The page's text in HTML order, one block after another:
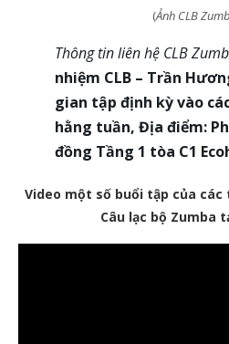
(Ảnh CLB
Thông tin liên hệ CLB
nhiệm CLB – Trần
gian tập định kỳ vào
hằng tuần, Địa điểm:
đồng Tầng 1 tòa C1
Video một số buổi tập của các
Câu lạc bộ Zumba